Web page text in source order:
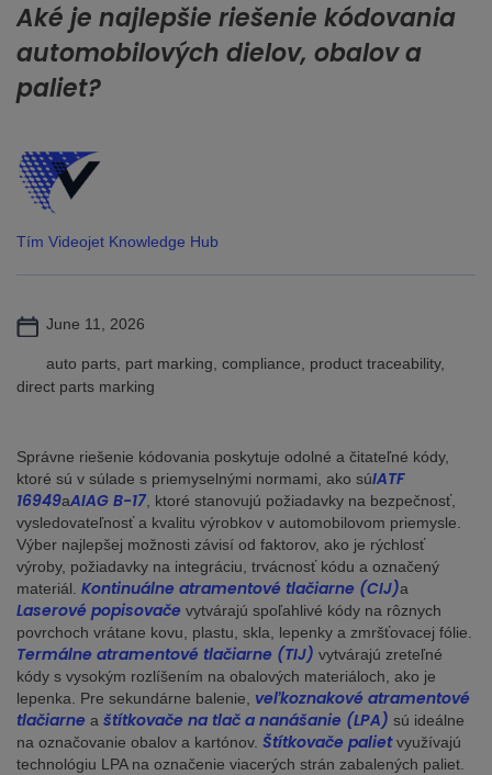
Aké je najlepšie riešenie kódovania
automobilových dielov, obalov a
paliet?
Tím Videojet Knowledge Hub
June 11, 2026
auto parts, part marking, compliance, product traceability,
direct parts marking
Správne riešenie kódovania poskytuje odolné a čitateľné kódy,
ktoré sú v súlade s priemyselnými normami, ako súIATF
16949aAIAG B-17 , ktoré stanovujú požiadavky na bezpečnosť,
vysledovateľnosť a kvalitu výrobkov v automobilovom priemysle.
Výber najlepšej možnosti závisí od faktorov, ako je rýchlosť
výroby, požiadavky na integráciu, trvácnosť kódu a označený
materiál. Kontinuálne atramentové tlačiarne (CIJ)a
Laserové popisovače vytvárajú spoľahlivé kódy na rôznych
povrchoch vrátane kovu, plastu, skla, lepenky a zmršťovacej fólie.
Termálne atramentové tlačiarne (TIJ) vytvárajú zreteľné
kódy s vysokým rozlíšením na obalových materiáloch, ako je
lepenka. Pre sekundárne balenie, veľkoznakové atramentové
tlačiarne a štítkovače na tlač a nanášanie (LPA) sú ideálne
na označovanie obalov a kartónov. Štítkovače palietvyužívajú
technológiu LPA na označenie viacerých strán zabalených paliet.